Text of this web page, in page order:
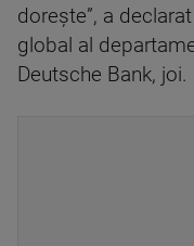
doreşte”, a
global al
Deutsche Bank, joi.